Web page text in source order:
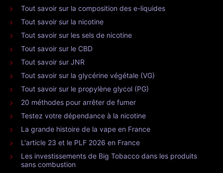
Tout savoir sur la composition des e-liquides
Tout savoir sur la nicotine
Tout savoir sur les sels de nicotine
Tout savoir sur le CBD
Tout savoir sur JNR
Tout savoir sur la glycérine végétale (VG)
Tout savoir sur le propylène glycol (PG)
20 méthodes pour arrêter de fumer
Testez votre dépendance à la nicotine
La grande histoire de la vape en France
L'article 23 et le PLF 2026 en France
Les investissements de Big Tobacco dans les produits
sans combustion